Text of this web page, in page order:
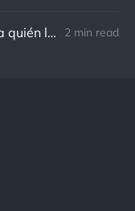
Naval: Cuanto más importa quién lo ha dicho, menos importa en realidad 2 min read